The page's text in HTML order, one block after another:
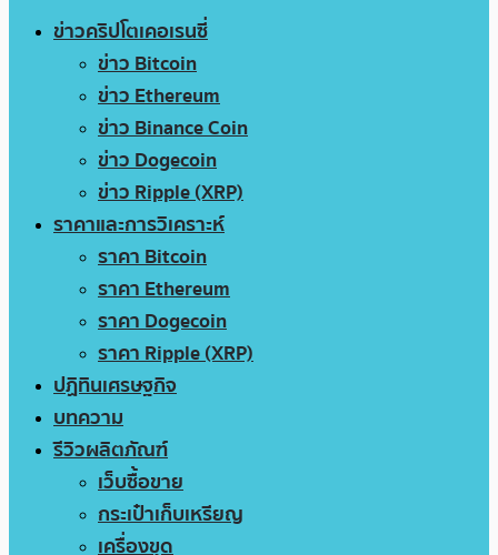
ข่าวคริปโตเคอเรนซี่
ข่าว Bitcoin
ข่าว Ethereum
ข่าว Binance Coin
ข่าว Dogecoin
ข่าว Ripple (XRP)
ราคาและการวิเคราะห์
ราคา Bitcoin
ราคา Ethereum
ราคา Dogecoin
ราคา Ripple (XRP)
ปฏิทินเศรษฐกิจ
บทความ
รีวิวผลิตภัณฑ์
เว็บซื้อขาย
กระเป๋าเก็บเหรียญ
เครื่องขุด